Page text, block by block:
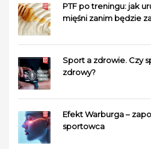
PTF po treningu: jak
mięśni zanim będzie
Sport a zdrowie. Czy
zdrowy?
Efekt Warburga –
sportowca